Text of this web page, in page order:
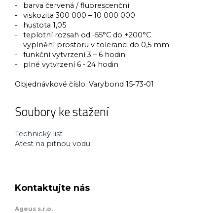
- barva červená / fluorescenční
- viskozita 300 000 – 10 000 000
- hustota 1,05
- teplotní rozsah od -55°C do +200°C
- vyplnění prostoru v toleranci do 0,5 mm
- funkční vytvrzení 3 – 6 hodin
- plné vytvrzení 6 - 24 hodin
Objednávkové číslo: Varybond 15-73-01
Soubory ke stažení
Technický list
Atest na pitnou vodu
Kontaktujte nás
Ageus s.r.o.